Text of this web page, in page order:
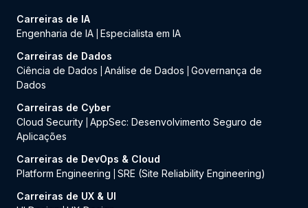
Carreiras de IA
Engenharia de IA Especialista em IA
Carreiras de Dados
Ciência de Dados
Análise de Dados
Governança de
Dados
Carreiras de Cyber
Cloud Security AppSec: Desenvolvimento Seguro de
Aplicações
Carreiras de DevOps & Cloud
Platform Engineering
SRE (Site Reliability Engineering)
Carreiras de UX & UI